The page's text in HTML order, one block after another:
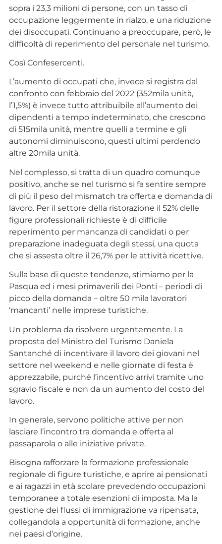
sopra i 23,3 milioni di persone, con un tasso di
occupazione leggermente in rialzo, e una riduzione
dei disoccupati. Continuano a preoccupare, però, le
difficoltà di reperimento del personale nel turismo.
Così Confesercenti.
L’aumento di occupati che, invece si registra dal
confronto con febbraio del 2022 (352mila unità,
l’1,5%) è invece tutto attribuibile all’aumento dei
dipendenti a tempo indeterminato, che crescono
di 515mila unità, mentre quelli a termine e gli
autonomi diminuiscono, questi ultimi perdendo
altre 20mila unità.
Nel complesso, si tratta di un quadro comunque
positivo, anche se nel turismo si fa sentire sempre
di più il peso del mismatch tra offerta e domanda di
lavoro. Per il settore della ristorazione il 52% delle
figure professionali richieste è di difficile
reperimento per mancanza di candidati o per
preparazione inadeguata degli stessi, una quota
che si assesta oltre il 26,7% per le attività ricettive.
Sulla base di queste tendenze, stimiamo per la
Pasqua ed i mesi primaverili dei Ponti – periodi di
picco della domanda – oltre 50 mila lavoratori
‘mancanti’ nelle imprese turistiche.
Un problema da risolvere urgentemente. La
proposta del Ministro del Turismo Daniela
Santanché di incentivare il lavoro dei giovani nel
settore nel weekend e nelle giornate di festa è
apprezzabile, purché l’incentivo arrivi tramite uno
sgravio fiscale e non da un aumento del costo del
lavoro.
In generale, servono politiche attive per non
lasciare l’incontro tra domanda e offerta al
passaparola o alle iniziative private.
Bisogna rafforzare la formazione professionale
regionale di figure turistiche, e aprire ai pensionati
e ai ragazzi in età scolare prevedendo occupazioni
temporanee a totale esenzioni di imposta. Ma la
gestione dei flussi di immigrazione va ripensata,
collegandola a opportunità di formazione, anche
nei paesi d’origine.